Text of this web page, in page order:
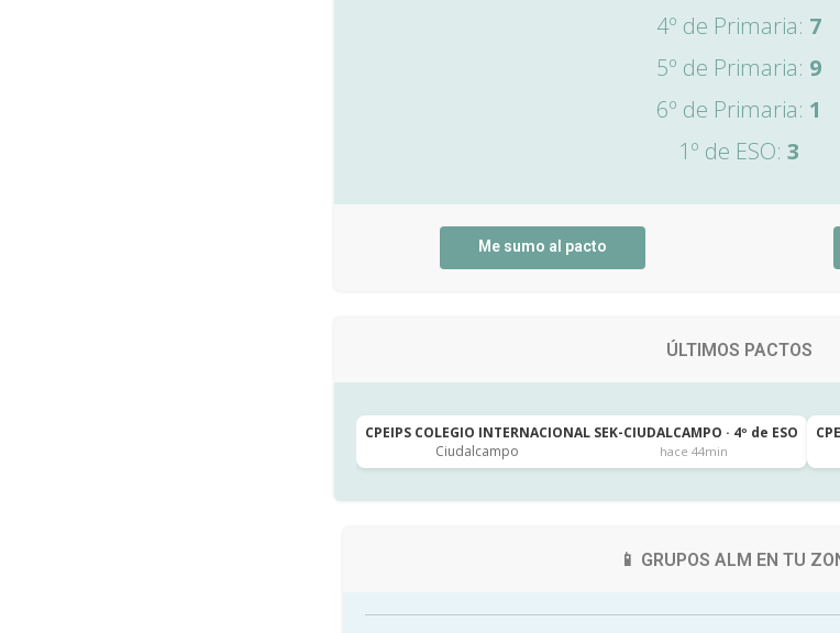
4º de Primaria: 7
5º de Primaria: 9
6º de Primaria: 1
1º de ESO: 3
Me sumo al pacto
ÚLTIMOS PACTOS
CPEIPS COLEGIO INTERNACIONAL SEK-CIUDALCAMPO · 4º de ESO
Ciudalcampo
hace 44min
📱 GRUPOS ALM EN TU